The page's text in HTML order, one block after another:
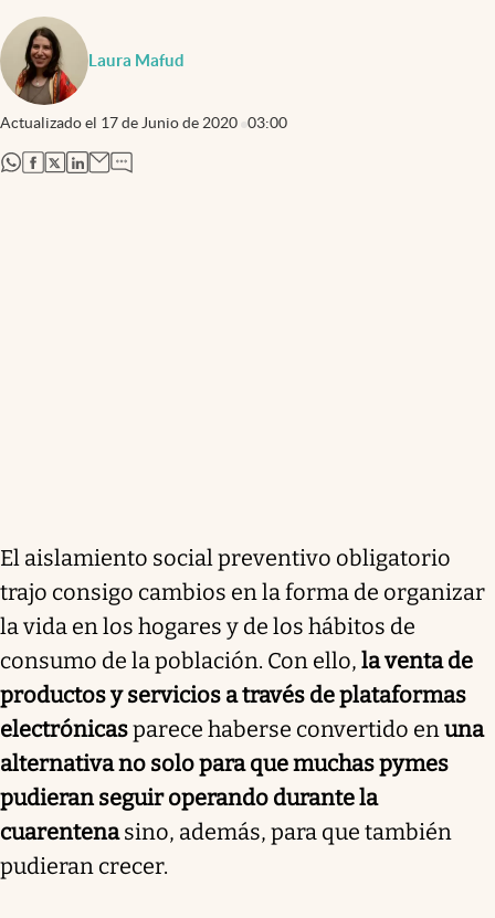
Laura Mafud
Actualizado el 17 de Junio de 2020 03:00
abre en nueva pestaña
abre en nueva pestaña
abre en nueva pestaña
abre en nueva pestaña
El aislamiento social preventivo obligatorio
trajo consigo cambios en la forma de organizar
la vida en los hogares y de los hábitos de
consumo de la población. Con ello, la venta de
productos y servicios a través de plataformas
electrónicasparece haberse convertido enuna
alternativa no solo para que muchas pymes
pudieran seguir operando durante la
cuarentenasino, además, para que también
pudieran crecer.